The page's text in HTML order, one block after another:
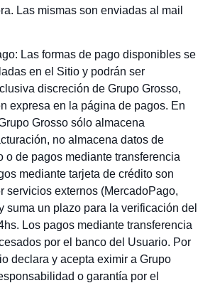
Las mismas son enviadas al mail
Las formas de pago disponibles se
en el Sitio y podrán ser
discreción de Grupo Grosso,
expresa en la página de pagos. En
Grosso sólo almacena
no almacena datos de
o de pagos mediante transferencia
mediante tarjeta de crédito son
servicios externos (MercadoPago,
suma un plazo para la verificación del
Los pagos mediante transferencia
por el banco del Usuario. Por
declara y acepta eximir a Grupo
o garantía por el